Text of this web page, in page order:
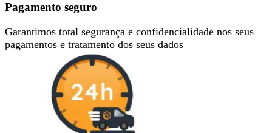
Pagamento seguro
Garantimos total segurança e confidencialidade nos seus
pagamentos e tratamento dos seus dados